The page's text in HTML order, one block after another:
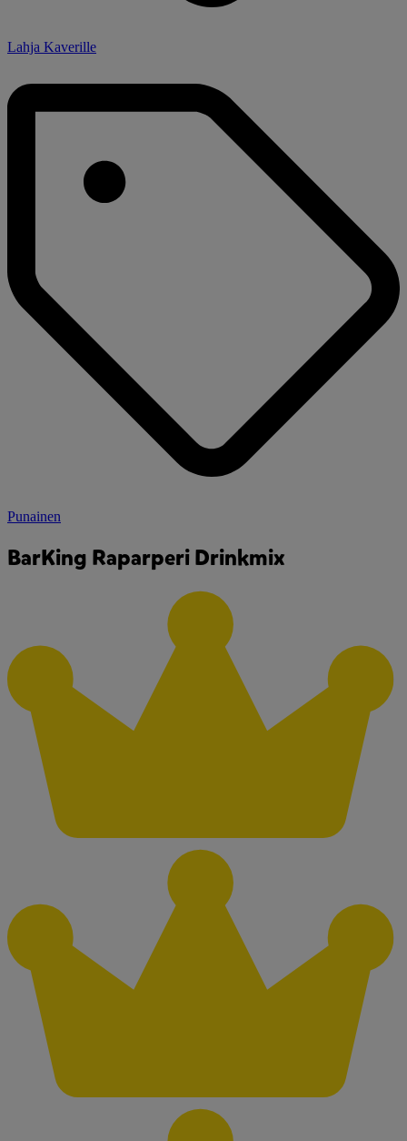
Lahja Kaverille
Punainen
BarKing Raparperi Drinkmix